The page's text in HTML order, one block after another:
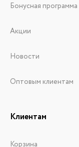
Бонусная программа
Акции
Новости
Оптовым клиентам
Клиентам
Корзина